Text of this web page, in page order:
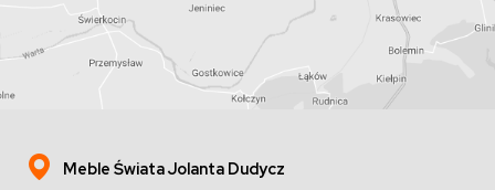
Meble Świata Jolanta Dudycz